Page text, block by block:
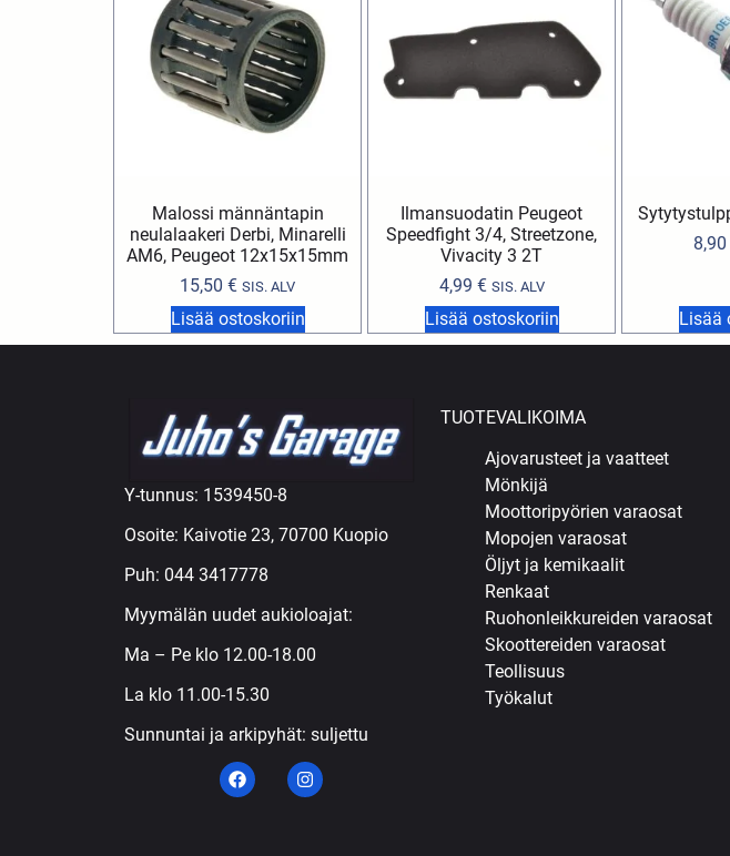
Malossi männäntapin
neulalaakeri Derbi, Minarelli
AM6, Peugeot 12x15x15mm
15,50 € SIS. ALV
Lisää ostoskoriin
Ilmansuodatin Peugeot
Speedfight 3/4, Streetzone,
Vivacity 3 2T
4,99 € SIS. ALV
Lisää ostoskoriin
8,90
Lisää
Y-tunnus: 1539450-8
Osoite: Kaivotie 23, 70700 Kuopio
Puh: 044 3417778
Myymälän uudet aukioloajat:
Ma – Pe klo 12.00-18.00
La klo 11.00-15.30
Sunnuntai ja arkipyhät: suljettu
TUOTEVALIKOIMA
Ajovarusteet ja vaatteet
Mönkijä
Moottoripyörien varaosat
Mopojen varaosat
Öljyt ja kemikaalit
Renkaat
Ruohonleikkureiden varaosat
Skoottereiden varaosat
Teollisuus
Työkalut